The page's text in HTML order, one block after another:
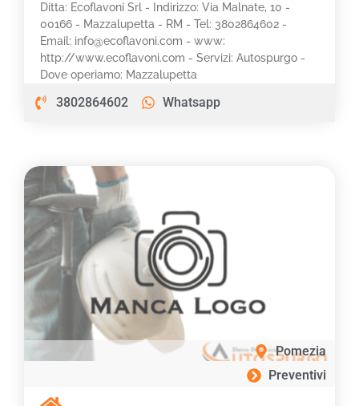
Ditta: Ecoflavoni Srl - Indirizzo: Via Malnate, 10 -
00166 - Mazzalupetta - RM - Tel: 3802864602 -
Email: info@ecoflavoni.com - www:
http://www.ecoflavoni.com - Servizi: Autospurgo -
Dove operiamo: Mazzalupetta
3802864602 Whatsapp
Pomezia
Preventivi